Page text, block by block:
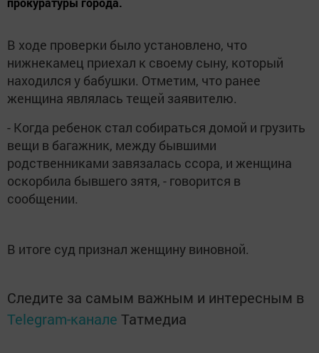
В ходе проверки было установлено, что
нижнекамец приехал к своему сыну, который
находился у бабушки. Отметим, что ранее
женщина являлась тещей заявителю.
- Когда ребенок стал собираться домой и грузить
вещи в багажник, между бывшими
родственниками завязалась ссора, и женщина
оскорбила бывшего зятя, - говорится в
сообщении.
В итоге суд признал женщину виновной.
Следите за самым важным и интересным в
Telegram-канале Татмедиа